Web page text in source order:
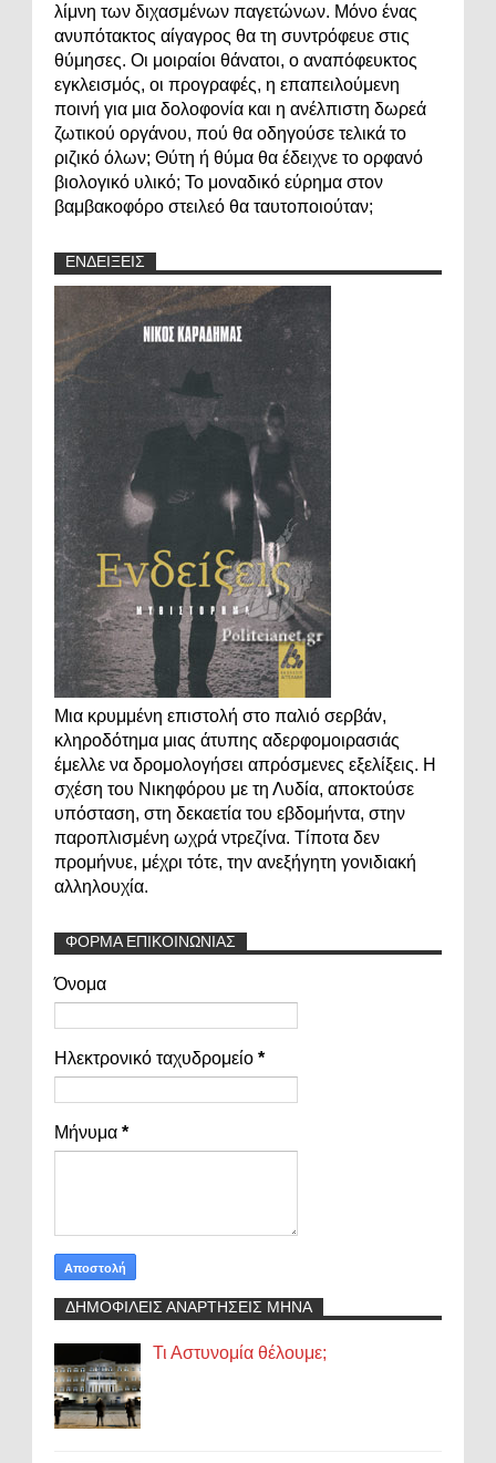
λίμνη των διχασμένων παγετώνων. Μόνο ένας
ανυπότακτος αίγαγρος θα τη συντρόφευε στις
θύμησες. Οι μοιραίοι θάνατοι, ο αναπόφευκτος
εγκλεισμός, οι προγραφές, η επαπειλούμενη
ποινή για μια δολοφονία και η ανέλπιστη δωρεά
ζωτικού οργάνου, πού θα οδηγούσε τελικά το
ριζικό όλων; Θύτη ή θύμα θα έδειχνε το ορφανό
βιολογικό υλικό; Το μοναδικό εύρημα στον
βαμβακοφόρο στειλεό θα ταυτοποιούταν;
ΕΝΔΕΙΞΕΙΣ
Μια κρυμμένη επιστολή στο παλιό σερβάν,
κληροδότημα μιας άτυπης αδερφομοιρασιάς
έμελλε να δρομολογήσει απρόσμενες εξελίξεις. Η
σχέση του Νικηφόρου με τη Λυδία, αποκτούσε
υπόσταση, στη δεκαετία του εβδομήντα, στην
παροπλισμένη ωχρά ντρεζίνα. Τίποτα δεν
προμήνυε, μέχρι τότε, την ανεξήγητη γονιδιακή
αλληλουχία.
ΦΟΡΜΑ ΕΠΙΚΟΙΝΩΝΙΑΣ
Όνομα
Ηλεκτρονικό ταχυδρομείο *
Μήνυμα *
ΔΗΜΟΦΙΛΕΙΣ ΑΝΑΡΤΗΣΕΙΣ ΜΗΝΑ
Τι Αστυνομία θέλουμε;